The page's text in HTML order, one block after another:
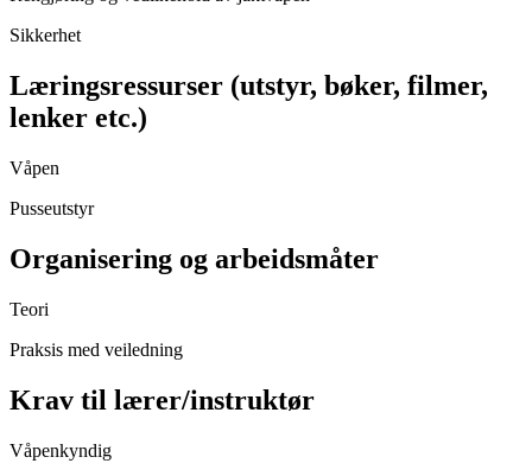
Sikkerhet
Læringsressurser (utstyr, bøker, filmer,
lenker etc.)
Våpen
Pusseutstyr
Organisering og arbeidsmåter
Teori
Praksis med veiledning
Krav til lærer/instruktør
Våpenkyndig